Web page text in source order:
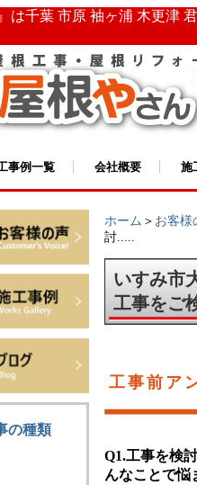
は千葉 市原 袖ヶ浦 木更津
事例一覧 会社概要 施
の種類
ホーム ＞ お客様
討.....
いすみ市
工事をご
工事前ア
Q1.工事を検
んなことで悩